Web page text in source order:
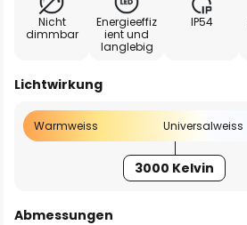
Nicht
dimmbar
Energieeffiz
ient und
langlebig
IP54
Lichtwirkung
Warmweiss Universalweiss
3000 Kelvin
Abmessungen